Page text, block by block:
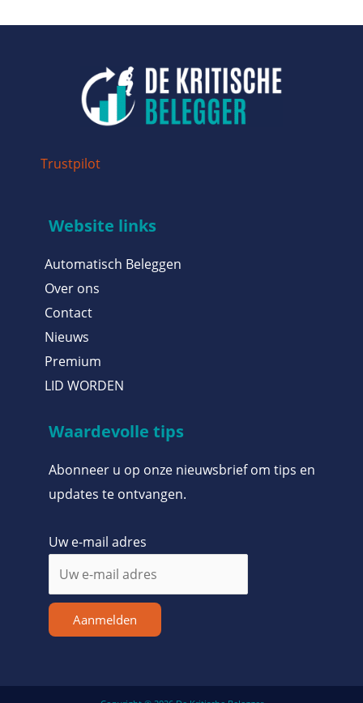
Trustpilot
Website links
Automatisch Beleggen
Over ons
Contact
Nieuws
Premium
LID WORDEN
Waardevolle tips
Abonneer u op onze nieuwsbrief om tips en
updates te ontvangen.
Uw e-mail adres
Aanmelden